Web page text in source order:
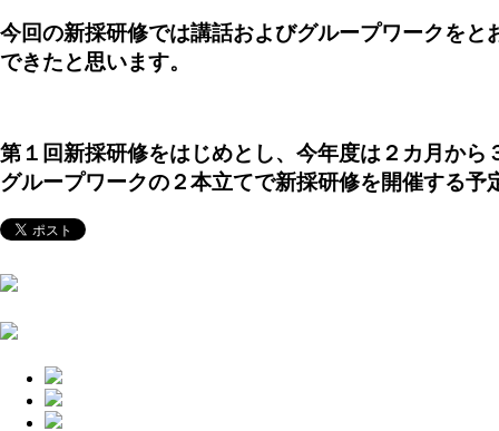
今回の新採研修では講話およびグループワークを
できたと思います。
第１回新採研修をはじめとし、今年度は２カ月か
グループワークの２本立てで新採研修を開催する予